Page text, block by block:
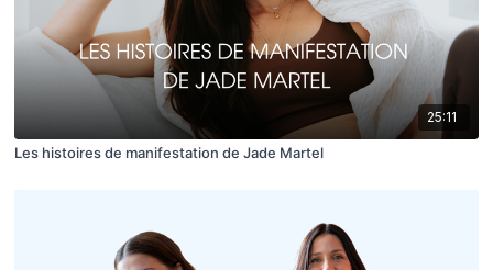
25:11
Les histoires de manifestation de Jade Martel